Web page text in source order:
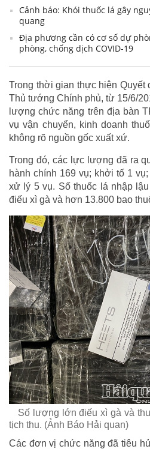
Cảnh báo: Khói thuốc lá gây
quang
Địa phương cần có cơ số dự
phòng, chống dịch COVID-19
Trong thời gian thực hiện Quyết
Thủ tướng Chính phủ, từ 15/6/
lượng chức năng trên địa bàn
vụ vận chuyển, kinh doanh
không rõ nguồn gốc xuất xứ.
Trong đó, các lực lượng đã ra
hành chính 169 vụ; khởi tố 1
xử lý 5 vụ. Số thuốc lá nhập
điếu xì gà và hơn 13.800 bao
Số lượng lớn điếu xì gà và
tịch thu. (Ảnh Báo Hải quan)
Các đơn vị chức năng đã tiêu